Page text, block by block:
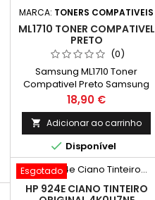
MARCA: TONERS COMPATIVEIS
ML1710 TONER COMPATIVEL
PRETO
(0)
Samsung ML1710 Toner
Compativel Preto Samsung
ML-1710D3 Capacidade: 3.000
Paginas
Preço
18,90 €
 Adicionar ao carrinho
 Disponível
Esgotado
HP 924E CIANO TINTEIRO